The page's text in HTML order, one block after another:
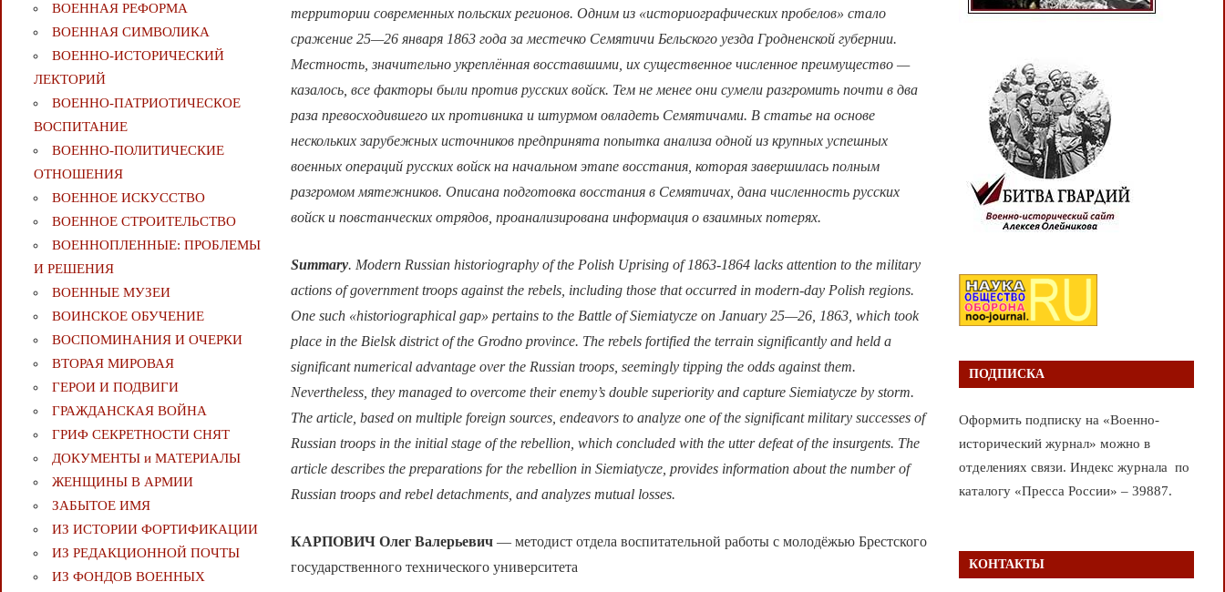
территории современных польских регионов. Одним из «историографических пробелов» стало
сражение 25—26 января 1863 года за местечко Семятичи Бельского уезда Гродненской губернии.
Местность, значительно укреплённая восставшими, их существенное численное преимущество —
казалось, все факторы были против русских войск. Тем не менее они сумели разгромить почти в два
раза превосходившего их противника и штурмом овладеть Семятичами. В статье на основе
нескольких зарубежных источников предпринята попытка анализа одной из крупных успешных
военных операций русских войск на начальном этапе восстания, которая завершилась полным
разгромом мятежников. Описана подготовка восстания в Семятичах, дана численность русских
войск и повстанческих отрядов, проанализирована информация о взаимных потерях.
Summary. Modern Russian historiography of the Polish Uprising of 1863-1864 lacks attention to the military
actions of government troops against the rebels, including those that occurred in modern-day Polish regions.
One such «historiographical gap» pertains to the Battle of Siemiatycze on January 25—26, 1863, which took
place in the Bielsk district of the Grodno province. The rebels fortified the terrain significantly and held a
significant numerical advantage over the Russian troops, seemingly tipping the odds against them.
Nevertheless, they managed to overcome their enemy’s double superiority and capture Siemiatycze by storm.
The article, based on multiple foreign sources, endeavors to analyze one of the significant military successes of
Russian troops in the initial stage of the rebellion, which concluded with the utter defeat of the insurgents. The
article describes the preparations for the rebellion in Siemiatycze, provides information about the number of
Russian troops and rebel detachments, and analyzes mutual losses.
КАРПОВИЧ Олег Валерьевич — методист отдела воспитательной работы с молодёжью Брестского
государственного технического университета
ВОЕННАЯ РЕФОРМА
ВОЕННАЯ СИМВОЛИКА
ВОЕННО-ИСТОРИЧЕСКИЙ
ЛЕКТОРИЙ
ВОЕННО-ПАТРИОТИЧЕСКОЕ
ВОСПИТАНИЕ
ВОЕННО-ПОЛИТИЧЕСКИE
ОТНОШЕНИЯ
ВОЕННОЕ ИСКУССТВО
ВОЕННОЕ СТРОИТЕЛЬСТВО
ВОЕННОПЛЕННЫЕ: ПРОБЛЕМЫ
И РЕШЕНИЯ
ВОЕННЫЕ МУЗЕИ
ВОИНСКОЕ ОБУЧЕНИЕ
ВОСПОМИНАНИЯ И ОЧЕРКИ
ВТОРАЯ МИРОВАЯ
ГЕРОИ И ПОДВИГИ
ГРАЖДАНСКАЯ ВОЙНА
ГРИФ СЕКРЕТНОСТИ СНЯТ
ДОКУМЕНТЫ и МАТЕРИАЛЫ
ЖЕНЩИНЫ В АРМИИ
ЗАБЫТОЕ ИМЯ
ИЗ ИСТОРИИ ФОРТИФИКАЦИИ
ИЗ РЕДАКЦИОННОЙ ПОЧТЫ
ИЗ ФОНДОВ ВОЕННЫХ
ПОДПИСКА
Оформить подписку на «Военно-
исторический журнал» можно в
отделениях связи. Индекс журнала по
каталогу «Пресса России» – 39887.
КОНТАКТЫ